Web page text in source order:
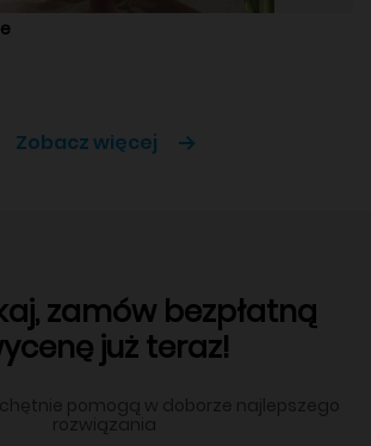
Zobacz więcej
zamów bezpłatną
już teraz!
pomogą w doborze najlepszego
rozwiązania